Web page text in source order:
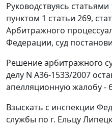
Руководствуясь статьями
пунктом 1 статьи 269,
Арбитражного
Федерации, суд
Решение арбитражного
делу N А36-1533/2007
апелляционную жалобу -
Взыскать с инспекции
службы по г. Ельцу